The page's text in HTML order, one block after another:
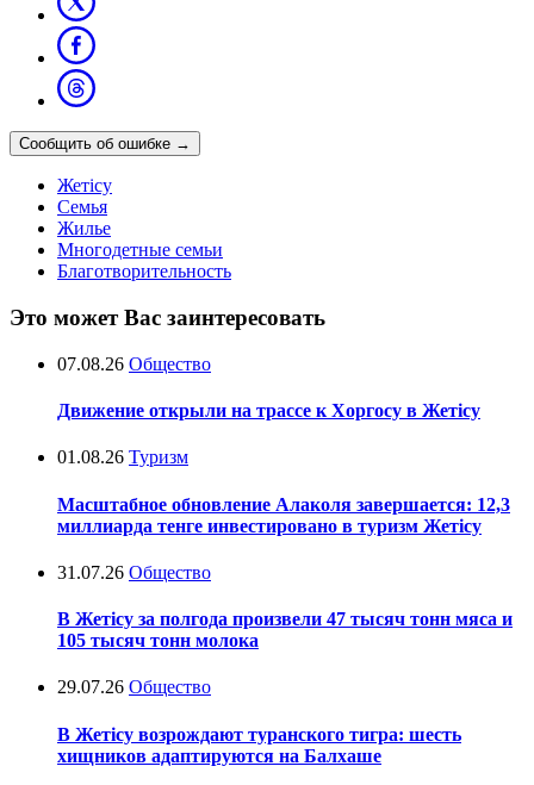
Сообщить об ошибке →
Жетісу
Семья
Жилье
Многодетные семьи
Благотворительность
Это может Вас заинтересовать
07.08.26 Общество
Движение открыли на трассе к Хоргосу в Жетісу
01.08.26 Туризм
Масштабное обновление Алаколя завершается: 12,3
миллиарда тенге инвестировано в туризм Жетісу
31.07.26 Общество
В Жетісу за полгода произвели 47 тысяч тонн мяса и
105 тысяч тонн молока
29.07.26 Общество
В Жетісу возрождают туранского тигра: шесть
хищников адаптируются на Балхаше